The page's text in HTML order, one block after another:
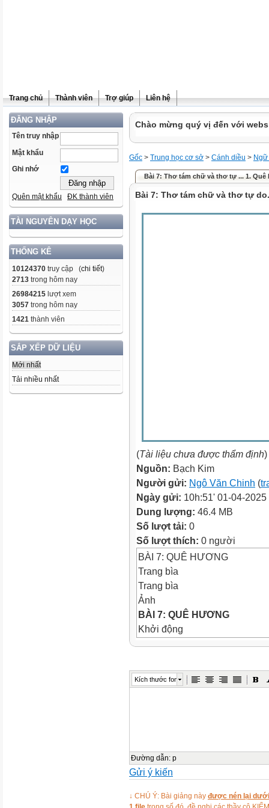
Trang chủ Thành viên Trợ giúp Liên hệ
ĐĂNG NHẬP
Tên truy nhập
Mật khẩu
Ghi nhớ
Quên mật khẩu ĐK thành viên
TÀI NGUYÊN DẠY HỌC
THỐNG KÊ
10124370 truy cập (chi tiết)
2713 trong hôm nay
26984215 lượt xem
3057 trong hôm nay
1421 thành viên
SẮP XẾP DỮ LIỆU
Mới nhất
Tải nhiều nhất
Chào mừng quý vị đến với
Gốc > Trung học cơ sở > Cánh diều >
Bài 7: Thơ tám chữ và thơ tự ... 1.
Bài 7: Thơ tám chữ và thơ tự
(Tài liệu chưa được thẩm định)
Nguồn: Bạch Kim
Người gửi: Ngô Văn Chinh (
Ngày gửi: 10h:51' 01-04-2025
Dung lượng: 46.4 MB
Số lượt tải: 0
Số lượt thích: 0 người
BÀI 7: QUÊ HƯƠNG
Trang bìa
Trang bìa
Ảnh
BÀI 7: QUÊ HƯƠNG
Khởi động
Ảnh
Ảnh
Hình vẽ
Video
Ảnh
Kích thước font
Đường dẫn: p
Gửi ý kiến
↓ CHÚ Ý: Bài giảng này được nén lại